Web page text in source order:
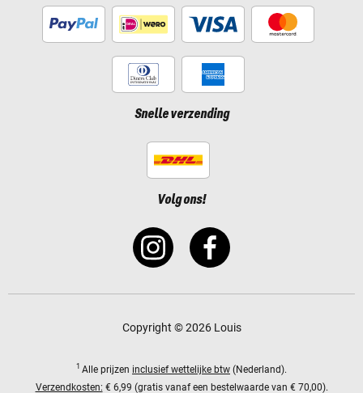
Snelle verzending
Volg ons!
Copyright © 2026 Louis
1 Alle prijzen inclusief wettelijke btw (Nederland).
Verzendkosten: € 6,99 (gratis vanaf een bestelwaarde van € 70,00).